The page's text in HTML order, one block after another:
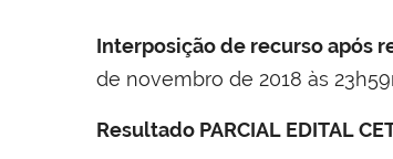
Interposição de recurso após
de novembro de 2018 às
Resultado PARCIAL EDITAL